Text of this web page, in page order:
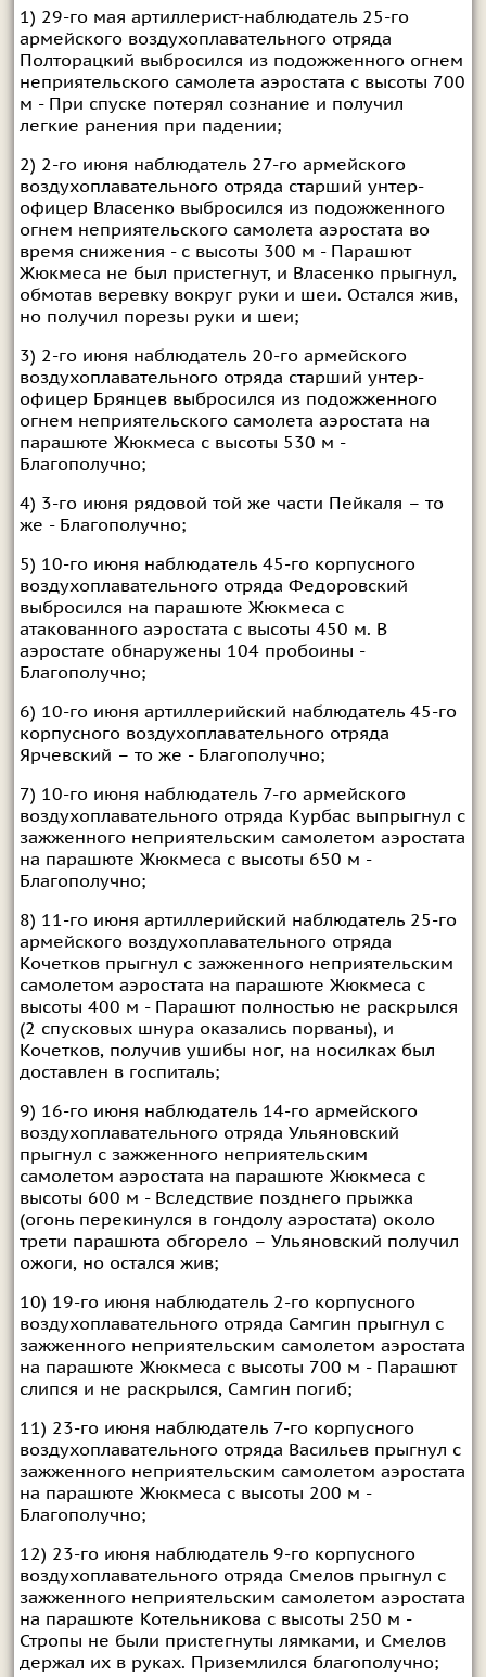
1) 29-го мая артиллерист-наблюдатель 25-го
армейского воздухоплавательного отряда
Полторацкий выбросился из подожженного огнем
неприятельского самолета аэростата с высоты 700
м - При спуске потерял сознание и получил
легкие ранения при падении;
2) 2-го июня наблюдатель 27-го армейского
воздухоплавательного отряда старший унтер-
офицер Власенко выбросился из подожженного
огнем неприятельского самолета аэростата во
время снижения - с высоты 300 м - Парашют
Жюкмеса не был пристегнут, и Власенко прыгнул,
обмотав веревку вокруг руки и шеи. Остался жив,
но получил порезы руки и шеи;
3) 2-го июня наблюдатель 20-го армейского
воздухоплавательного отряда старший унтер-
офицер Брянцев выбросился из подожженного
огнем неприятельского самолета аэростата на
парашюте Жюкмеса с высоты 530 м -
Благополучно;
4) 3-го июня рядовой той же части Пейкаля – то
же - Благополучно;
5) 10-го июня наблюдатель 45-го корпусного
воздухоплавательного отряда Федоровский
выбросился на парашюте Жюкмеса с
атакованного аэростата с высоты 450 м. В
аэростате обнаружены 104 пробоины -
Благополучно;
6) 10-го июня артиллерийский наблюдатель 45-го
корпусного воздухоплавательного отряда
Ярчевский – то же - Благополучно;
7) 10-го июня наблюдатель 7-го армейского
воздухоплавательного отряда Курбас выпрыгнул с
зажженного неприятельским самолетом аэростата
на парашюте Жюкмеса с высоты 650 м -
Благополучно;
8) 11-го июня артиллерийский наблюдатель 25-го
армейского воздухоплавательного отряда
Кочетков прыгнул с зажженного неприятельским
самолетом аэростата на парашюте Жюкмеса с
высоты 400 м - Парашют полностью не раскрылся
(2 спусковых шнура оказались порваны), и
Кочетков, получив ушибы ног, на носилках был
доставлен в госпиталь;
9) 16-го июня наблюдатель 14-го армейского
воздухоплавательного отряда Ульяновский
прыгнул с зажженного неприятельским
самолетом аэростата на парашюте Жюкмеса с
высоты 600 м - Вследствие позднего прыжка
(огонь перекинулся в гондолу аэростата) около
трети парашюта обгорело – Ульяновский получил
ожоги, но остался жив;
10) 19-го июня наблюдатель 2-го корпусного
воздухоплавательного отряда Самгин прыгнул с
зажженного неприятельским самолетом аэростата
на парашюте Жюкмеса с высоты 700 м - Парашют
слипся и не раскрылся, Самгин погиб;
11) 23-го июня наблюдатель 7-го корпусного
воздухоплавательного отряда Васильев прыгнул с
зажженного неприятельским самолетом аэростата
на парашюте Жюкмеса с высоты 200 м -
Благополучно;
12) 23-го июня наблюдатель 9-го корпусного
воздухоплавательного отряда Смелов прыгнул с
зажженного неприятельским самолетом аэростата
на парашюте Котельникова с высоты 250 м -
Стропы не были пристегнуты лямками, и Смелов
держал их в руках. Приземлился благополучно;